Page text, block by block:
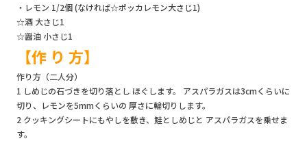
・レモン 1/2個 (なければ☆ポッカレモン大さじ1)
☆酒 大さじ1
☆醤油 小さじ1
【作 り 方】
作り方（二人分）
1 しめじの石づきを切り落とし ほぐします。 アスパラガスは3cmくらいに
切り、レモンを5mmくらいの 厚さに輪切りします。
2 クッキングシートにもやしを敷き、鮭としめじと アスパラガスを乗せま
す。